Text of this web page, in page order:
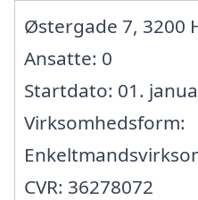
Østergade 7, 3200
Ansatte: 0
Startdato: 01.
Virksomhedsform:
CVR: 36278072